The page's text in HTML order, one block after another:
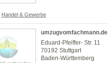
Handel & Gewerbe
umzugvomfachmann.de
Eduard-Pfeiffer- Str. 11
70192 Stuttgart
Baden-Württemberg